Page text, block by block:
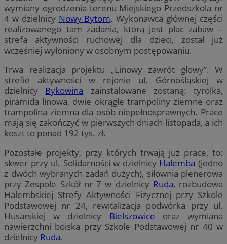
wymiany ogrodzenia terenu Miejskiego Przedszkola nr
4 w dzielnicy Nowy Bytom. Wykonawca głównej części
realizowanego tam zadania, którą jest plac zabaw –
strefa aktywności ruchowej dla dzieci, został już
wcześniej wyłoniony w osobnym postępowaniu.
Trwa realizacja projektu „Linowy zawrót głowy”. W
strefie aktywności w rejonie ul. Górnośląskiej w
dzielnicy Bykowina zainstalowane zostaną: tyrolka,
piramida linowa, dwie okrągłe trampoliny ziemne oraz
trampolina ziemna dla osób niepełnosprawnych. Prace
mają się zakończyć w pierwszych dniach listopada, a ich
koszt to ponad 192 tys. zł.
Pozostałe projekty, przy których trwają już prace, to:
skwer przy ul. Solidarności w dzielnicy Halemba (jedno
z dwóch wybranych zadań dużych), siłownia plenerowa
przy Zespole Szkół nr 7 w dzielnicy Ruda, rozbudowa
Halembskiej Strefy Aktywności Fizycznej przy Szkole
Podstawowej nr 24, rewitalizacja podwórka przy ul.
Husarskiej w dzielnicy Bielszowice oraz wymiana
nawierzchni boiska przy Szkole Podstawowej nr 40 w
dzielnicy Ruda.